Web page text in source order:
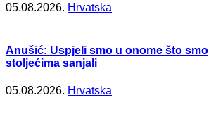
05.08.2026. Hrvatska
Anušić: Uspjeli smo u onome što smo
stoljećima sanjali
05.08.2026. Hrvatska